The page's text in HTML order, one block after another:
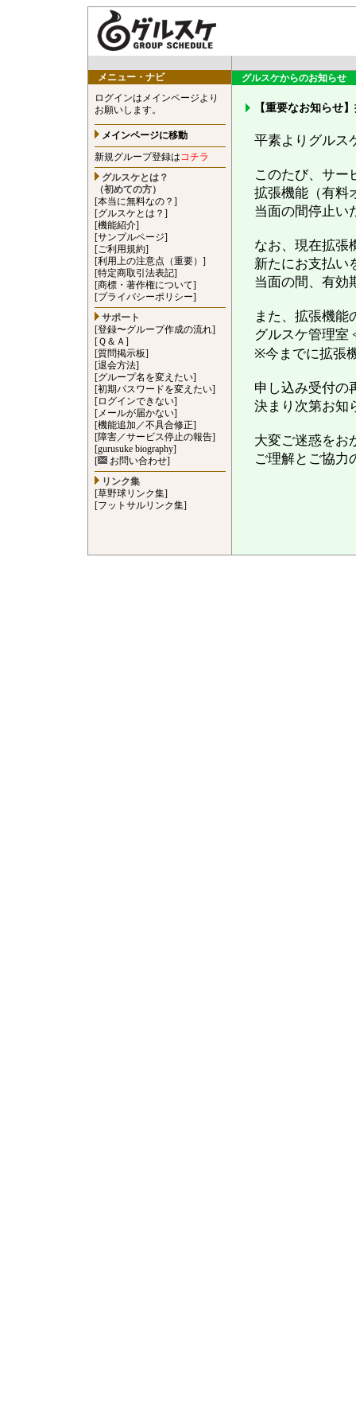
メニュー・ナビ
ログインはメインページより
お願いします。
メインページに移動
新規グループ登録はコチラ
グルスケとは？
（初めての方）
[本当に無料なの？]
[グルスケとは？]
[機能紹介]
[サンプルページ]
[ご利用規約]
[利用上の注意点（重要）]
[特定商取引法表記]
[商標・著作権について]
[プライバシーポリシー]
サポート
[登録〜グループ作成の流れ]
[Ｑ＆Ａ]
[質問掲示板]
[退会方法]
[グループ名を変えたい]
[初期パスワードを変えたい]
[ログインできない]
[メールが届かない]
[機能追加／不具合修正]
[障害／サービス停止の報告]
[gurusuke biography]
[
お問い合わせ]
リンク集
[草野球リンク集]
[フットサルリンク集]
グルスケからのお知らせ
【重要なお知らせ
平素よりグルス
このたび、サー
拡張機能（有料
当面の間停止い
なお、現在拡張
新たにお支払い
当面の間、有効
また、拡張機能
グルスケ管理室
※今までに拡張
申し込み受付の
決まり次第お知
大変ご迷惑をお
ご理解とご協力